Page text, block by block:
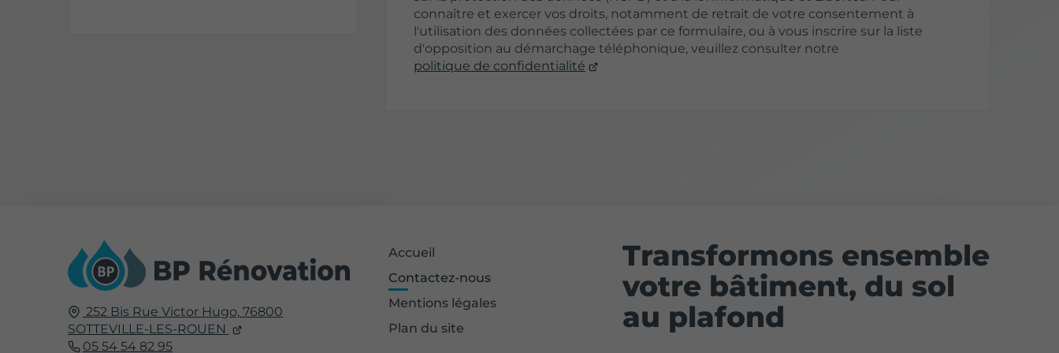
connaître et exercer vos droits, notamment de retrait de votre consentement à
l'utilisation des données collectées par ce formulaire, ou à vous inscrire sur la liste
d'opposition au démarchage téléphonique, veuillez consulter notre
politique de confidentialité
252 Bis Rue Victor Hugo, 76800
SOTTEVILLE-LES-ROUEN
05 54 54 82 95
Accueil
Contactez-nous
Mentions légales
Plan du site
Transformons ensemble
votre bâtiment, du sol
au plafond